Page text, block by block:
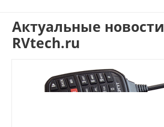
Актуальные новости
RVtech.ru